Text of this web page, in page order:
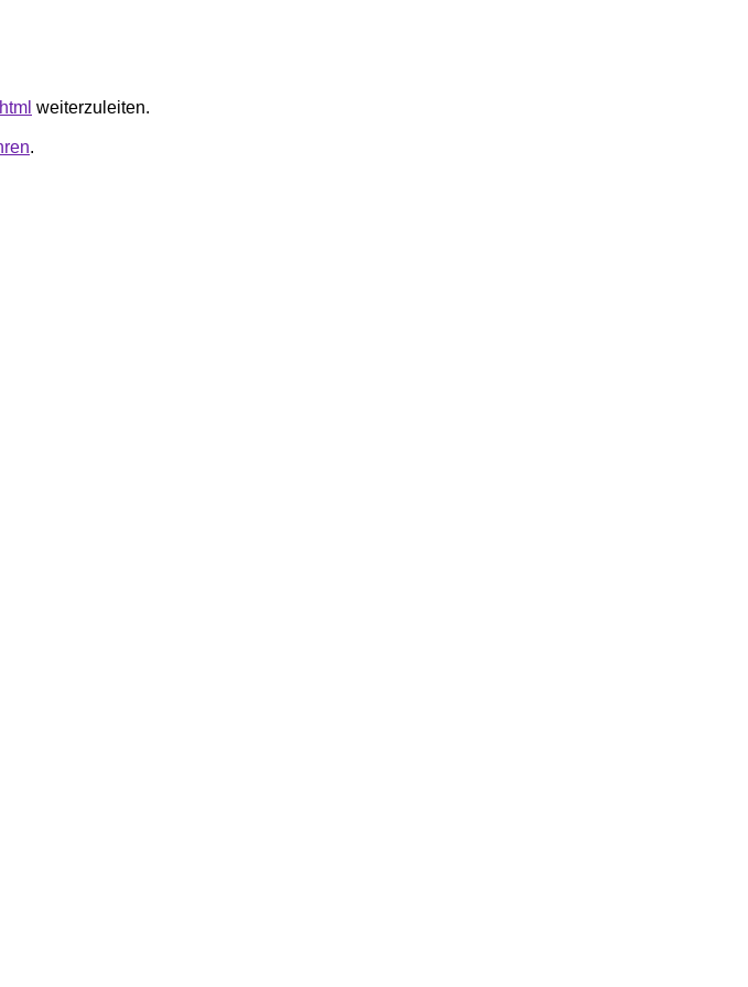
weiterzuleiten.
.